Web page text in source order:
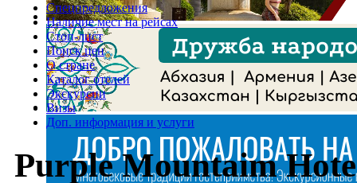
Спецпредложения
Наличие мест на рейсах
Стоп-лист
Поиск цен
О стране
Каталог отелей
Экскурсии
Визы
Доп. информация и услуги
Purple Mountaim